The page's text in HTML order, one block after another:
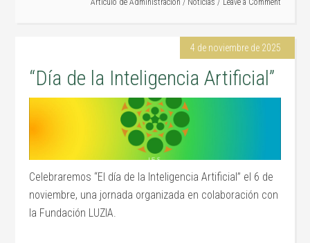
4 de noviembre de 2025
“Día de la Inteligencia Artificial”
Celebraremos “El día de la Inteligencia Artificial” el 6 de
noviembre, una jornada organizada en colaboración con
la Fundación LUZIA.